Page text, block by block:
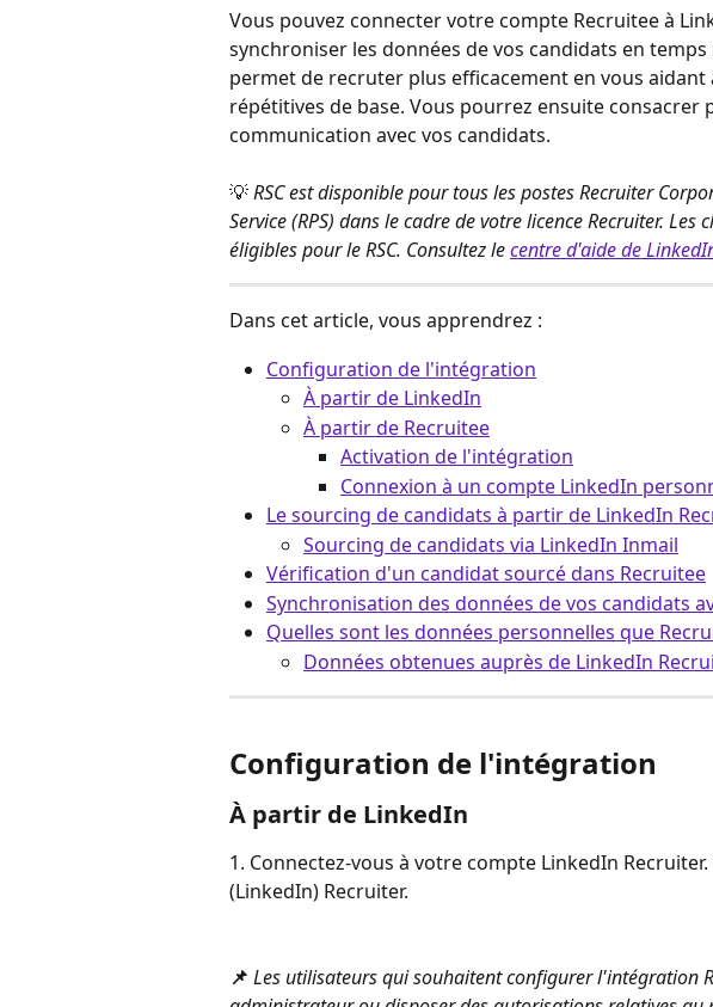
Vous pouvez connecter votre compte Recruitee à
synchroniser les données de vos candidats en
permet de recruter plus efficacement en vous aidant
répétitives de base. Vous pourrez ensuite consacrer
communication avec vos candidats.
💡 RSC est disponible pour tous les postes Recruiter
Service (RPS) dans le cadre de votre licence Recruiter.
éligibles pour le RSC. Consultez le centre d'aide de
Dans cet article, vous apprendrez :
Configuration de l'intégration
À partir de LinkedIn
À partir de Recruitee
Activation de l'intégration
Connexion à un compte LinkedIn
Le sourcing de candidats à partir de LinkedIn
Sourcing de candidats via LinkedIn Inmail
Vérification d'un candidat sourcé dans Recruitee
Synchronisation des données de vos candidats
Quelles sont les données personnelles que
Données obtenues auprès de LinkedIn
Configuration de l'intégration
À partir de LinkedIn
1. Connectez-vous à votre compte LinkedIn
(LinkedIn) Recruiter.
📌 Les utilisateurs qui souhaitent configurer l'intégration